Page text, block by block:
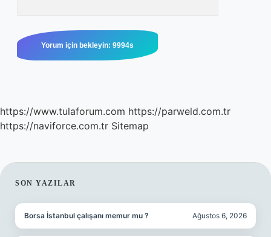
https://www.tulaforum.com https://parweld.com.tr
https://naviforce.com.tr Sitemap
SIDEBAR
SON YAZILAR
Borsa İstanbul çalışanı memur mu ? Ağustos 6, 2026